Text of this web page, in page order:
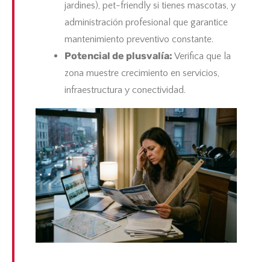
jardines), pet-friendly si tienes mascotas, y
administración profesional que garantice
mantenimiento preventivo constante.
Potencial de plusvalía: Verifica que la
zona muestre crecimiento en servicios,
infraestructura y conectividad.